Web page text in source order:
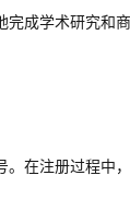
成学术研究和商
在注册过程中